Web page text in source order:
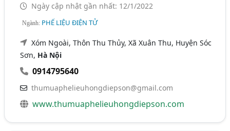
Ngày cập nhật gần nhất: 12/1/2022
Ngành: PHẾ LIỆU ĐIỆN TỬ
Xóm Ngoài, Thôn Thu Thủy, Xã Xuân Thu, Huyện Sóc
Sơn, Hà Nội
0914795640
thumuaphelieuhongdiepson@gmail.com
www.thumuaphelieuhongdiepson.com